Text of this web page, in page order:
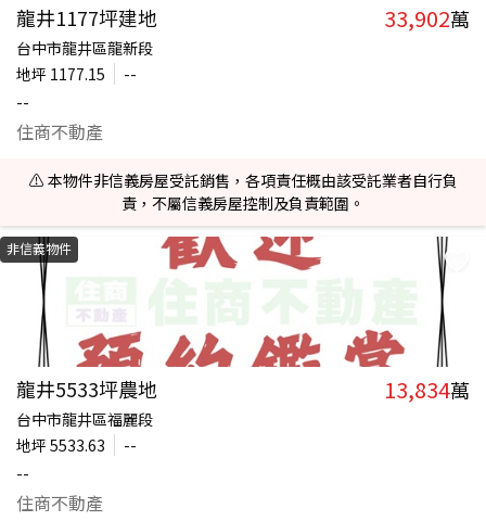
龍井1177坪建地 33,902萬
台中市龍井區龍新段
地坪 1177.15
--
--
住商不動產
⚠️ 本物件非信義房屋受託銷售，各項責任概由該受託業者自行負
責，不屬信義房屋控制及負責範圍。
非信義物件
龍井5533坪農地 13,834萬
台中市龍井區福麗段
地坪 5533.63
--
--
住商不動產